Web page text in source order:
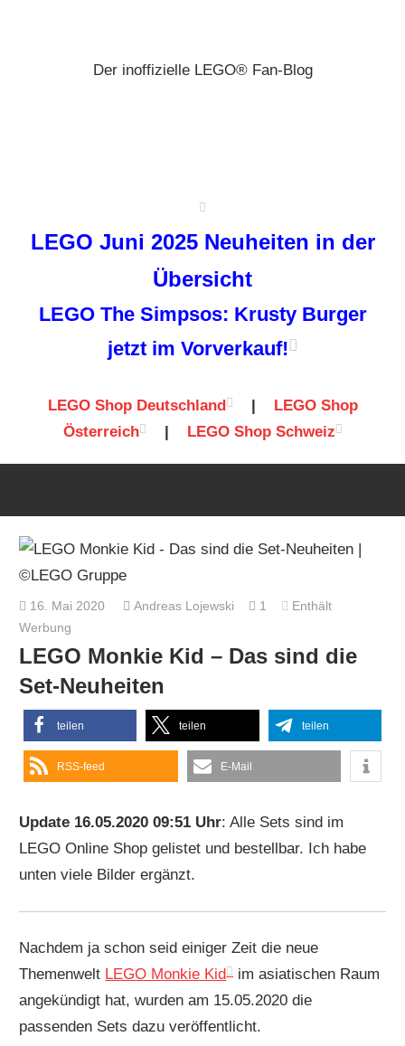
Der inoffizielle LEGO® Fan-Blog
LEGO Juni 2025 Neuheiten in der
Übersicht
LEGO The Simpsos: Krusty Burger
jetzt im Vorverkauf!
LEGO Shop Deutschland | LEGO Shop
Österreich
| LEGO Shop Schweiz
16. Mai 2020 Andreas Lojewski 1
Enthält
Werbung
LEGO Monkie Kid – Das sind die
Set-Neuheiten
teilen teilen teilen
RSS-feed E-Mail
Update 16.05.2020 09:51 Uhr: Alle Sets sind im
LEGO Online Shop gelistet und bestellbar. Ich habe
unten viele Bilder ergänzt.
Nachdem ja schon seid einiger Zeit die neue
Themenwelt LEGO Monkie Kid im asiatischen Raum
angekündigt hat, wurden am 15.05.2020 die
passenden Sets dazu veröffentlicht.